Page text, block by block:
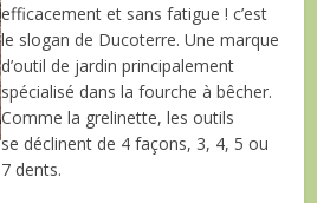
efficacement et sans fatigue ! c’est
le slogan de Ducoterre. Une marque
d’outil de jardin principalement
spécialisé dans la fourche à bêcher.
Comme la grelinette, les outils
se déclinent de 4 façons, 3, 4, 5 ou
7 dents.